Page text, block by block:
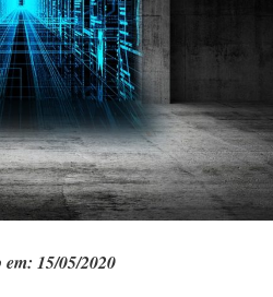
15/05/2020